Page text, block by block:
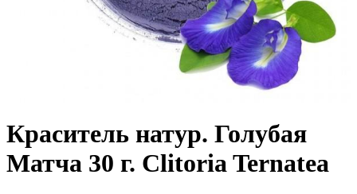
Краситель натур. Голубая
Матча 30 г. Clitoria Ternatea